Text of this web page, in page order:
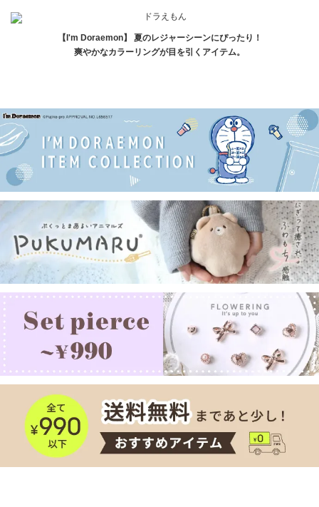
【I'm Doraemon】 夏のレジャーシーンにぴったり！
爽やかなカラーリングが目を引くアイテム。